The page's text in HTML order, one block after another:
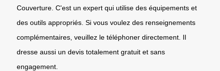
Couverture. C'est un expert qui utilise des équipements et
des outils appropriés. Si vous voulez des renseignements
complémentaires, veuillez le téléphoner directement. Il
dresse aussi un devis totalement gratuit et sans
engagement.